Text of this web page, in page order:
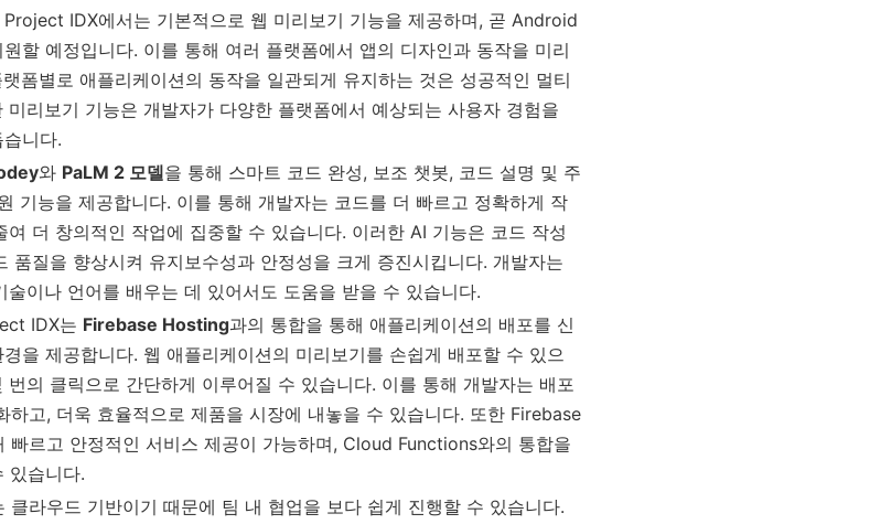
Project IDX에서는 기본적으로 웹 미리보기 기능을 제공하며, 곧 Android
할 예정입니다. 이를 통해 여러 플랫폼에서 앱의 디자인과 동작을 미리
폼별로 애플리케이션의 동작을 일관되게 유지하는 것은 성공적인 멀티
리보기 기능은 개발자가 다양한 플랫폼에서 예상되는 사용자 경험을
니다.
와 PaLM 2 모델을 통해 스마트 코드 완성, 보조 챗봇, 코드 설명 및 주
기능을 제공합니다. 이를 통해 개발자는 코드를 더 빠르고 정확하게 작
더 창의적인 작업에 집중할 수 있습니다. 이러한 AI 기능은 코드 작성
품질을 향상시켜 유지보수성과 안정성을 크게 증진시킵니다. 개발자는
이나 언어를 배우는 데 있어서도 도움을 받을 수 있습니다.
IDX는 Firebase Hosting과의 통합을 통해 애플리케이션의 배포를 신
을 제공합니다. 웹 애플리케이션의 미리보기를 손쉽게 배포할 수 있으
의 클릭으로 간단하게 이루어질 수 있습니다. 이를 통해 개발자는 배포
하고, 더욱 효율적으로 제품을 시장에 내놓을 수 있습니다. 또한 Firebase
르고 안정적인 서비스 제공이 가능하며, Cloud Functions와의 통합을
있습니다.
클라우드 기반이기 때문에 팀 내 협업을 보다 쉽게 진행할 수 있습니다.